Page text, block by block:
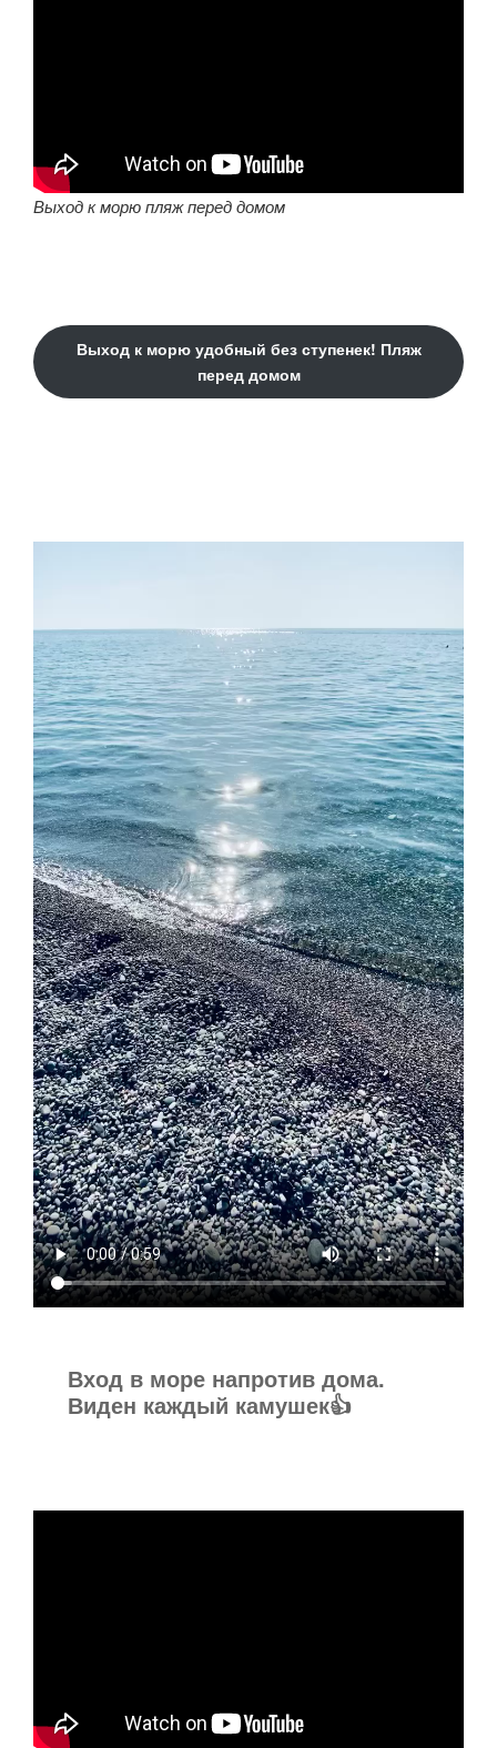
Выход к морю пляж перед домом
Выход к морю удобный без ступенек! Пляж
перед домом
Вход в море напротив дома.
Виден каждый камушек👍